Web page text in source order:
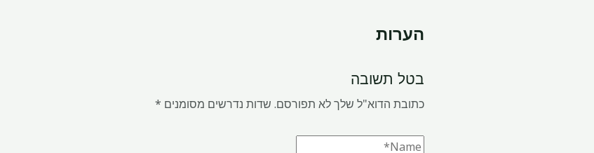
הערות
בטל תשובה
כתובת הדוא"ל שלך לא תפורסם. שדות נדרשים מסומנים *